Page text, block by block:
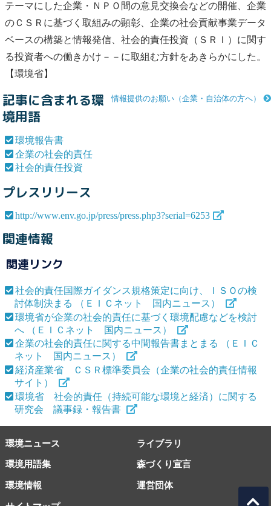
テーマにした企業・ＮＰＯ間の意見交換会などの開催、企業
のＣＳＲに基づく取組みの顕彰、企業の社会貢献事業データ
ベースの構築と情報発信、 社会的責任投資 （ＳＲＩ）に関す
る投資者への働きかけ－－に取組む方針をあきらかにした。
【環境省】
情報提供のお願い（企業・自治体の方へ）
記事に含まれる環
境用語
環境報告書
企業の社会的責任
社会的責任投資
プレスリリース
http://www.env.go.jp/press/press.php3?serial=6253
関連情報
関連リンク
社会的責任国際ガイダンス規格策定に向け、ＩＳＯの検
討体制決まる （ＥＩＣネット 国内ニュース）
環境省が企業の社会的責任に基づく環境配慮などを検討
へ （ＥＩＣネット 国内ニュース）
企業の社会的責任に関する中間報告書まとまる （ＥＩＣ
ネット 国内ニュース）
経済産業省 ＣＳＲ標準委員会（企業の社会的責任情報
サイト）
環境省 社会的責任（持続可能な環境と経済）に関する
研究会 議事録・報告書
環境ニュース ライブラリ
環境用語集 森づくり宣言
環境情報 運営団体